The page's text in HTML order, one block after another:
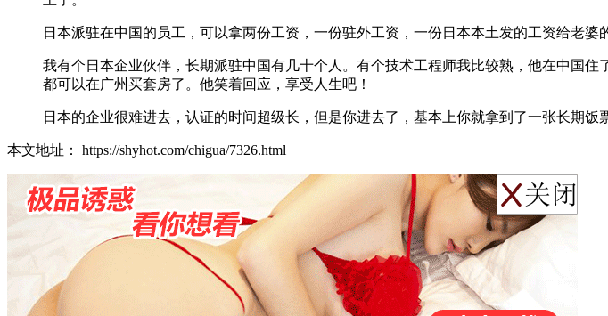
日本派驻在中国的员工，可以拿两份工资，一份驻外工资，一份日本本土发的工资给老
我有个日本企业伙伴，长期派驻中国有几十个人。有个技术工程师我比较熟，他在中国
都可以在广州买套房了。他笑着回应，享受人生吧！
日本的企业很难进去，认证的时间超级长，但是你进去了，基本上你就拿到了一张长期饭
本文地址： https://shyhot.com/chigua/7326.html